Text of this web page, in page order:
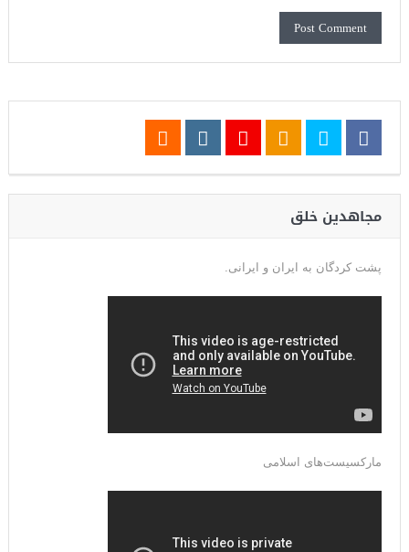
مجاهدین خلق
پشت کردگان به ایران و ایرانی.
مارکسیست‌های اسلامی